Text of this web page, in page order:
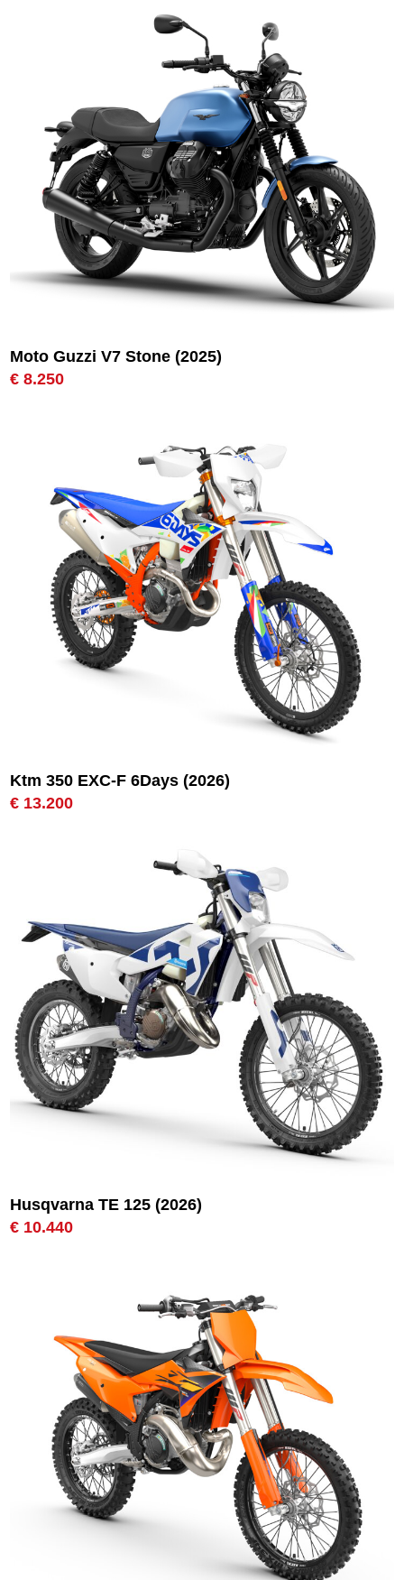
Moto Guzzi V7 Stone (2025)
€ 8.250
Ktm 350 EXC-F 6Days (2026)
€ 13.200
Husqvarna TE 125 (2026)
€ 10.440